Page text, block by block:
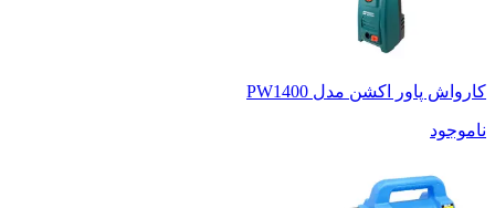
کارواش پاور اکشن مدل PW1400
ناموجود